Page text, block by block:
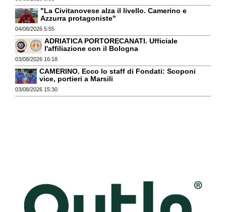
"La Civitanovese alza il livello. Camerino e
Azzurra protagoniste"
04/08/2026 5:55
ADRIATICA PORTORECANATI. Ufficiale
l'affiliazione con il Bologna
03/08/2026 16:18
CAMERINO. Ecco lo staff di Fondati: Scoponi
vice, portieri a Marsili
03/08/2026 15:30